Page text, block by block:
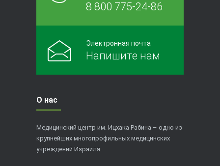
8 800 775-24-86
Электронная почта
Напишите нам
О нас
Медицинский центр им. Ицхака Рабина – одно из
крупнейших многопрофильных медицинских
учреждений Израиля.